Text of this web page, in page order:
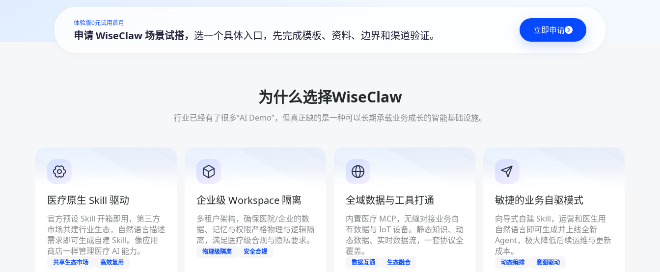
体验版0元试用首月
申请 WiseClaw 场景试搭， 选一个具体入口，先完成模板、资料、边界和渠道验证。 立即申请
为什么选择WiseClaw
行业已经有了很多“AI Demo”，但真正缺的是一种可以长期承载业务成长的智能基础设施。
医疗原生 Skill 驱动
官方预设 Skill 开箱即用，第三方
市场共建行业生态，自然语言描述
需求即可生成自建 Skill。像应用
商店一样管理医疗 AI 能力。
共享生态市场 高效复用
企业级 Workspace 隔离
多租户架构，确保医院/企业的数
据、记忆与权限严格物理与逻辑隔
离，满足医疗级合规与隐私要求。
物理级隔离 安全合规
全域数据与工具打通
内置医疗 MCP，无缝对接业务自
有数据与 IoT 设备。静态知识、动
态数据、实时数据流，一套协议全
覆盖。
数据互通 生态融合
敏捷的业务自驱模式
向导式自建 Skill，运营和医生用
自然语言即可生成并上线全新
Agent，极大降低后续运维与更新
成本。
动态编排 意图驱动